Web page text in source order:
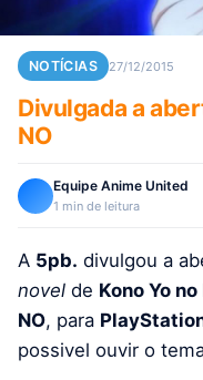
NOTÍCIAS 27/12/2015
Divulgada a
NO
Equipe Anime United
1 min de leitura
A 5pb. divulgou a
novel de Kono Yo
NO, para
possivel ouvir o